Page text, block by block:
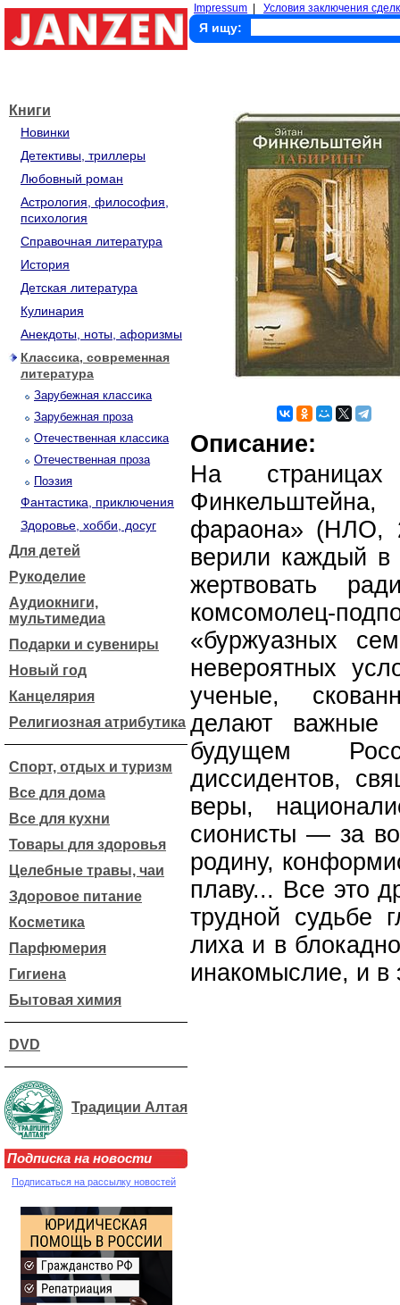
Impressum Условия заключения
Я ищу:
Книги
Новинки
Детективы, триллеры
Любовный роман
Астрология, философия,
психология
Справочная литература
История
Детская литература
Кулинария
Анекдоты, ноты, афоризмы
Классика, современная
литература
Зарубежная классика
Зарубежная проза
Отечественная классика
Отечественная проза
Поэзия
Фантастика, приключения
Здоровье, хобби, досуг
Для детей
Рукоделие
Аудиокниги,
мультимедиа
Подарки и сувениры
Новый год
Канцелярия
Религиозная атрибутика
Спорт, отдых и туризм
Все для дома
Все для кухни
Товары для здоровья
Целебные травы, чаи
Здоровое питание
Косметика
Парфюмерия
Гигиена
Бытовая химия
DVD
Традиции Алтая
Подписка на новости
Подписаться на рассылку новостей
Описание:
На
фараона» (НЛО,
верили каждый
жертвовать
комсомолец-
«буржуазных
невероятных
ученые,
делают важные
будущем
диссидентов,
веры,
сионисты — за
родину,
плаву... Все это
трудной судьбе
лиха и в
инакомыслие, и в